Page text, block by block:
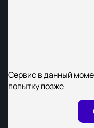
Сервис в данный
попытку позже